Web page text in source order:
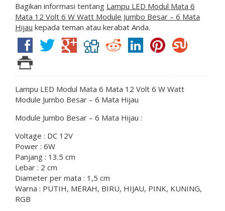
Bagikan informasi tentang Lampu LED Modul Mata 6
Mata 12 Volt 6 W Watt Module Jumbo Besar – 6 Mata
Hijau kepada teman atau kerabat Anda.
Lampu LED Modul Mata 6 Mata 12 Volt 6 W Watt
Module Jumbo Besar – 6 Mata Hijau
Module Jumbo Besar – 6 Mata Hijau :
Voltage : DC 12V
Power : 6W
Panjang : 13.5 cm
Lebar : 2 cm
Diameter per mata : 1,5 cm
Warna : PUTIH, MERAH, BIRU, HIJAU, PINK, KUNING,
RGB